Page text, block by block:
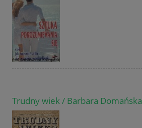
Trudny wiek / Barbara